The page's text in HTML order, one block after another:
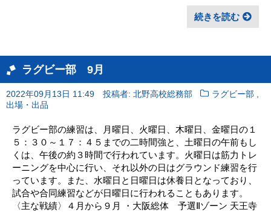
続きを読む
ラグビー部 9月
2022年09月13日 11:49 投稿者: 北野高校総務部 ラグビー部
出場・出品
ラグビー部の練習は、月曜日、火曜日、木曜日、金曜日の１
５：３０～１７：４５までの二時間強と、土曜日の午前もし
くは、午後の約３時間で行われています。火曜日は筋力トレ
ーニングを中心に行い、それ以外の日はグラウンド練習を行
っています。また、水曜日と日曜日は休養日となっており、
試合や合同練習などが日曜日に行われることもあります。
〈主な戦績〉４月から９月 ・大阪総体 予選Ⅱゾーン 天王寺